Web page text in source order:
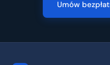
Umów